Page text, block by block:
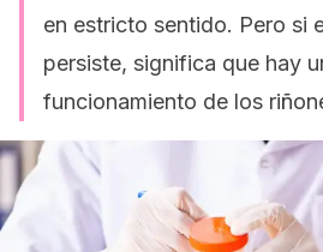
en estricto sentido. Pero si
persiste, significa que hay
funcionamiento de los